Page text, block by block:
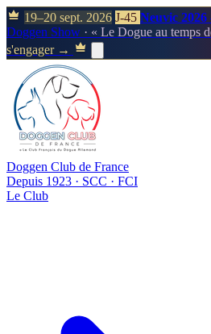
19–20 sept. 2026 J-45 Neuvic 2026
Doggen Show · « Le Dogue au temps
s'engager →
Doggen Club de France
Depuis 1923 · SCC · FCI
Le Club